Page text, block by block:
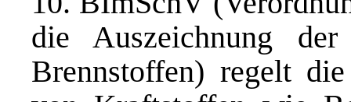
die Auszeichnung
Brennstoffen) regelt